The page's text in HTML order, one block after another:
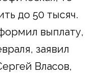
до 50 тысяч.
выплату,
заявил
Власов,